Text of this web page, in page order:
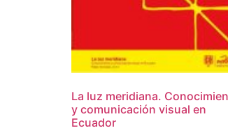
La luz meridiana.
y comunicación visual en
Ecuador